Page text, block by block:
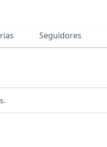
Seguidores